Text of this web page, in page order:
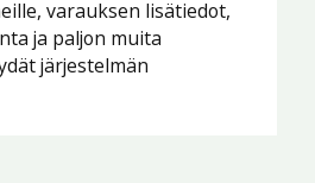
varauksen lisätiedot,
ja paljon muita
järjestelmän